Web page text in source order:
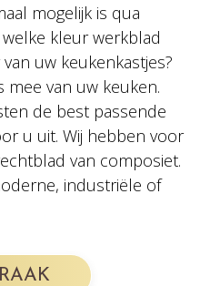
mogelijk is qua
welke kleur werkblad
uw keukenkastjes?
mee van uw keuken.
de best passende
u uit. Wij hebben voor
van composiet.
industriële of